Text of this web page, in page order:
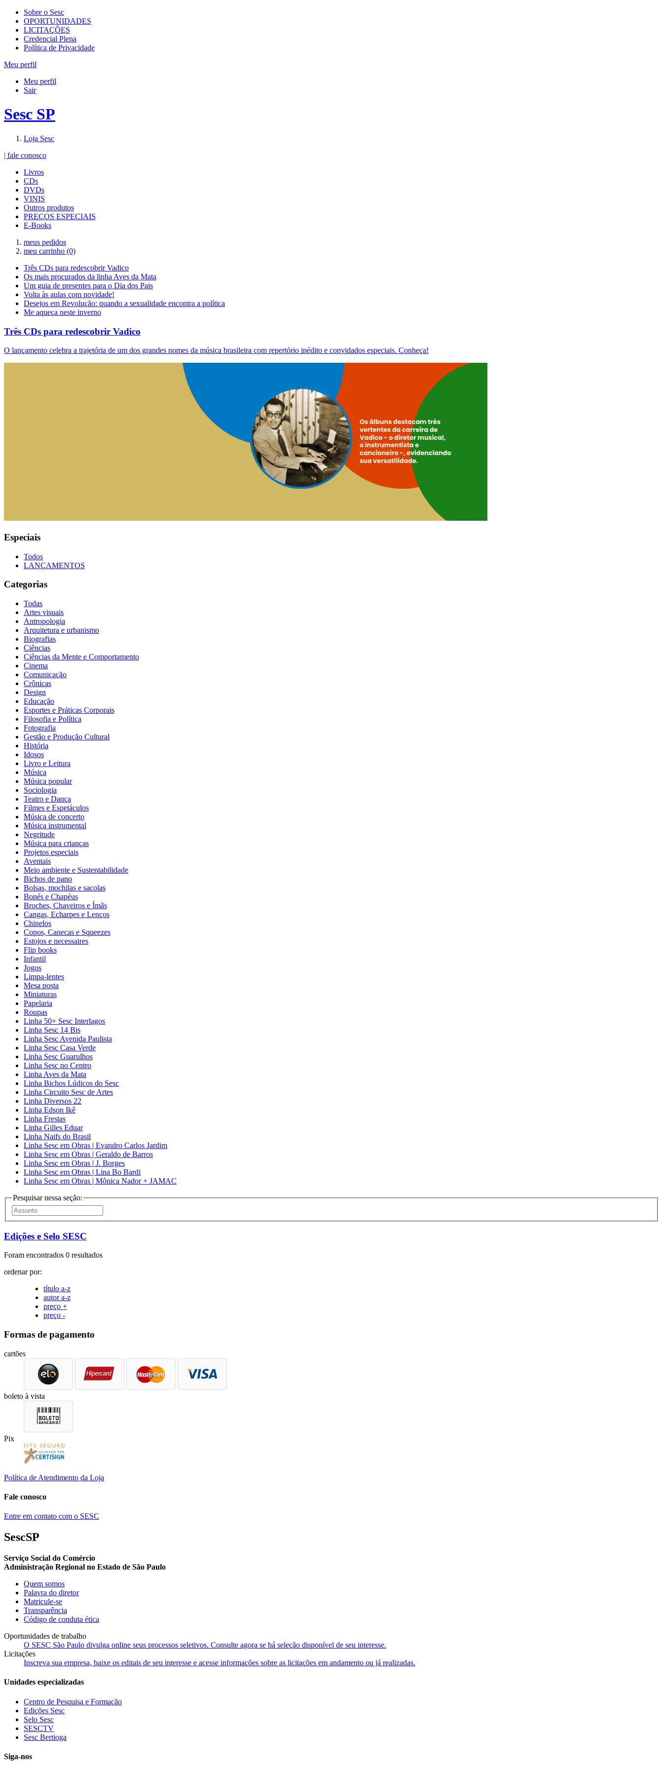
Sobre o Sesc
OPORTUNIDADES
LICITAÇÕES
Credencial Plena
Política de Privacidade
Meu perfil
Meu perfil
Sair
Sesc SP
Loja Sesc
| fale conosco
Livros
CDs
DVDs
VINIS
Outros produtos
PREÇOS ESPECIAIS
E-Books
meus pedidos
meu carrinho (0)
Três CDs para redescobrir Vadico
Os mais procurados da linha Aves da Mata
Um guia de presentes para o Dia dos Pais
Volta às aulas com novidade!
Desejos em Revolução: quando a sexualidade encontra a política
Me aqueça neste inverno
Três CDs para redescobrir Vadico
O lançamento celebra a trajetória de um dos grandes nomes da música brasileira com repertório inédito e convidados especiais. Conheça!
Especiais
Todos
LANÇAMENTOS
Categorias
Todas
Artes visuais
Antropologia
Arquitetura e urbanismo
Biografias
Ciências
Ciências da Mente e Comportamento
Cinema
Comunicação
Crônicas
Design
Educação
Esportes e Práticas Corporais
Filosofia e Política
Fotografia
Gestão e Produção Cultural
História
Idosos
Livro e Leitura
Música
Música popular
Sociologia
Teatro e Dança
Filmes e Espetáculos
Música de concerto
Música instrumental
Negritude
Música para crianças
Projetos especiais
Aventais
Meio ambiente e Sustentabilidade
Bichos de pano
Bolsas, mochilas e sacolas
Bonés e Chapéus
Broches, Chaveiros e Ímãs
Cangas, Echarpes e Lenços
Chinelos
Copos, Canecas e Squeezes
Estojos e necessaires
Flip books
Infantil
Jogos
Limpa-lentes
Mesa posta
Miniaturas
Papelaria
Roupas
Linha 50+ Sesc Interlagos
Linha Sesc 14 Bis
Linha Sesc Avenida Paulista
Linha Sesc Casa Verde
Linha Sesc Guarulhos
Linha Sesc no Centro
Linha Aves da Mata
Linha Bichos Lúdicos do Sesc
Linha Circuito Sesc de Artes
Linha Diversos 22
Linha Edson Ikê
Linha Frestas
Linha Gilles Eduar
Linha Naifs do Brasil
Linha Sesc em Obras | Evandro Carlos Jardim
Linha Sesc em Obras | Geraldo de Barros
Linha Sesc em Obras | J. Borges
Linha Sesc em Obras | Lina Bo Bardi
Linha Sesc em Obras | Mônica Nador + JAMAC
Pesquisar nessa seção:
Edições e Selo SESC
Foram encontrados 0 resultados
ordenar por:
título a-z
autor a-z
preço +
preço -
Formas de pagamento
cartões
boleto à vista
Pix
Política de Atendimento da Loja
Fale conosco
Entre em contato com o SESC
SescSP
Serviço Social do Comércio
Administração Regional no Estado de São Paulo
Quem somos
Palavra do diretor
Matricule-se
Transparência
Código de conduta ética
Oportunidades de trabalho
O SESC São Paulo divulga online seus processos seletivos. Consulte agora se há seleção disponível de seu interesse.
Licitações
Inscreva sua empresa, baixe os editais de seu interesse e acesse informações sobre as licitações em andamento ou já realizadas.
Unidades especializadas
Centro de Pesquisa e Formação
Edições Sesc
Selo Sesc
SESCTV
Sesc Bertioga
Siga-nos